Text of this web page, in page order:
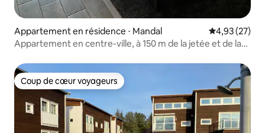
Appartement en résidence ⋅ Mandal Évaluation
4,93 (27)
Appartement en centre-ville, à 150 m de la jetée et de la
Coup de cœur voyageurs
Coup de cœur voyageurs